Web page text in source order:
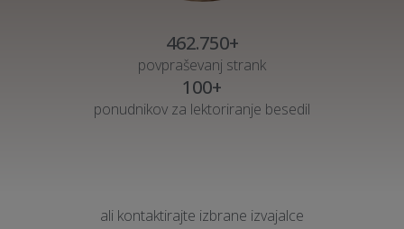
462.750+
povpraševanj strank
100+
ponudnikov za lektoriranje besedil
ali kontaktirajte izbrane izvajalce